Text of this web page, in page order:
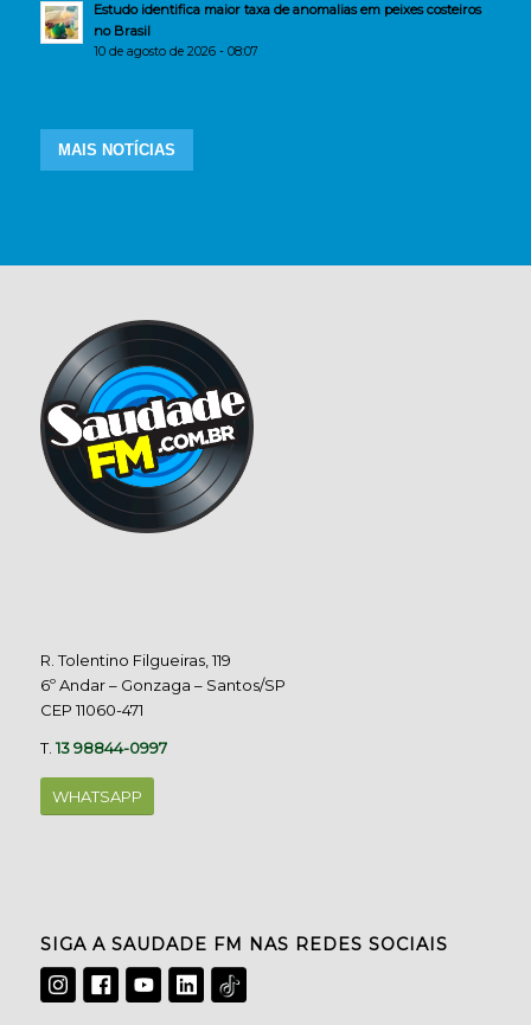
Estudo identifica maior taxa de anomalias em peixes costeiros
no Brasil
10 de agosto de 2026 - 08:07
MAIS NOTÍCIAS
R. Tolentino Filgueiras, 119
6º Andar – Gonzaga – Santos/SP
CEP 11060-471
T.13 98844-0997
WHATSAPP
SIGA A SAUDADE FM NAS REDES SOCIAIS